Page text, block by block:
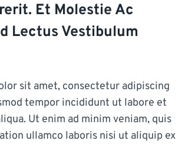
Et Molestie Ac
Lectus Vestibulum
sit amet, consectetur adipiscing
tempor incididunt ut labore et
Ut enim ad minim veniam, quis
ullamco laboris nisi ut aliquip ex